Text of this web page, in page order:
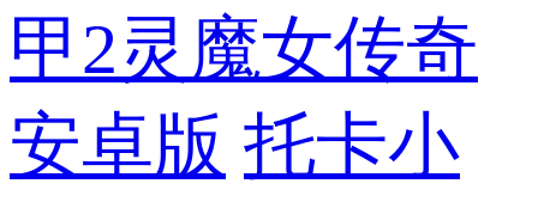
甲2灵魔女传奇
安卓版 托卡小